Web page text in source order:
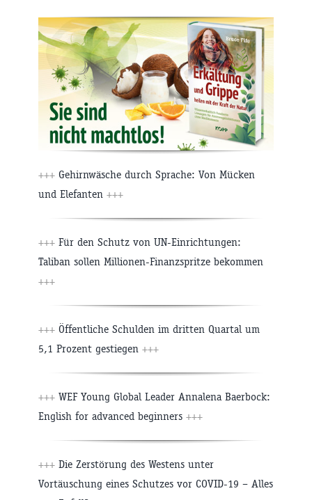
+++ Gehirnwäsche durch Sprache: Von Mücken
und Elefanten +++
+++ Für den Schutz von UN-Einrichtungen:
Taliban sollen Millionen-Finanzspritze bekommen
+++
+++ Öffentliche Schulden im dritten Quartal um
5,1 Prozent gestiegen +++
+++ WEF Young Global Leader Annalena Baerbock:
English for advanced beginners +++
+++ Die Zerstörung des Westens unter
Vortäuschung eines Schutzes vor COVID-19 – Alles